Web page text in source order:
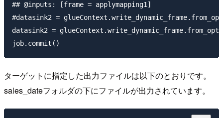
## @inputs: [frame = applymapping1]
#datasink2 =
datasink2 =
ターゲットに指定した出力ファイルは以下のとおりです。
sales_dateフォルダの下にファイルが出力されています。